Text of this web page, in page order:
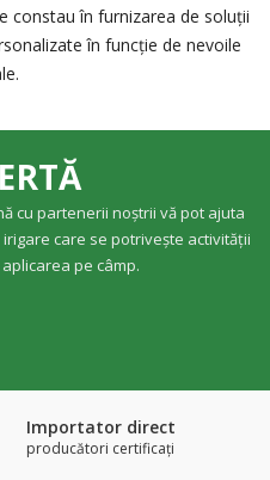
constau în furnizarea de soluții
în funcție de nevoile
cu partenerii noștrii vă pot ajuta
care se potrivește activității
pe câmp.
Importator direct
producători certificaţi